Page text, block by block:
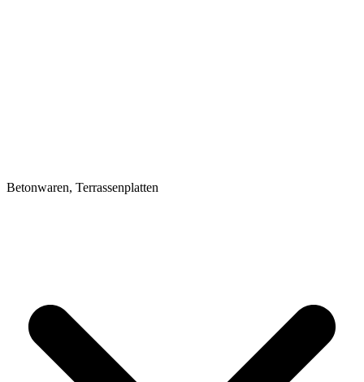
Betonwaren, Terrassenplatten